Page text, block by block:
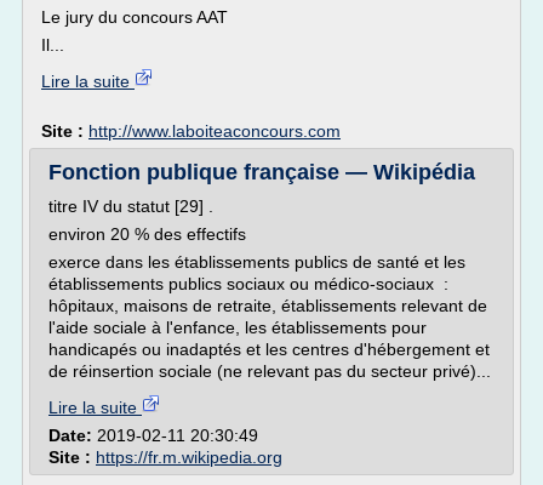
Le jury du concours AAT
Il...
Lire la suite
Site : http://www.laboiteaconcours.com
Fonction publique française — Wikipédia
titre IV du statut [29] .
environ 20 % des effectifs
exerce dans les établissements publics de santé et les
établissements publics sociaux ou médico-sociaux :
hôpitaux, maisons de retraite, établissements relevant de
l'aide sociale à l'enfance, les établissements pour
handicapés ou inadaptés et les centres d'hébergement et
de réinsertion sociale (ne relevant pas du secteur privé)...
Lire la suite
Date: 2019-02-11 20:30:49
Site : https://fr.m.wikipedia.org